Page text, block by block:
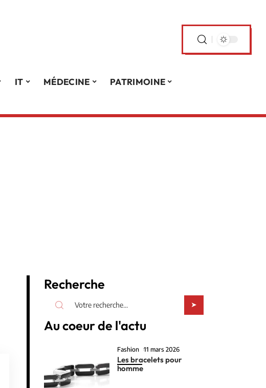
IT MÉDECINE
PATRIMOINE
Recherche
Au coeur de l'actu
Fashion 11 mars 2026
Les bracelets pour
homme